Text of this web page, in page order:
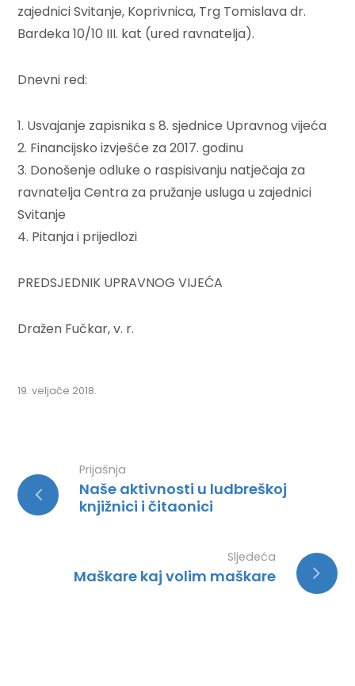
zajednici Svitanje, Koprivnica, Trg Tomislava dr.
Bardeka 10/10 III. kat (ured ravnatelja).
Dnevni red:
1. Usvajanje zapisnika s 8. sjednice Upravnog vijeća
2. Financijsko izvješće za 2017. godinu
3. Donošenje odluke o raspisivanju natječaja za
ravnatelja Centra za pružanje usluga u zajednici
Svitanje
4. Pitanja i prijedlozi
PREDSJEDNIK UPRAVNOG VIJEĆA
Dražen Fučkar, v. r.
19. veljače 2018.
Prijašnja
Naše aktivnosti u ludbreškoj
knjižnici i čitaonici
Sljedeća
Maškare kaj volim maškare